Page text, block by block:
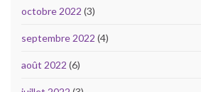
octobre 2022 (3)
septembre 2022 (4)
août 2022 (6)